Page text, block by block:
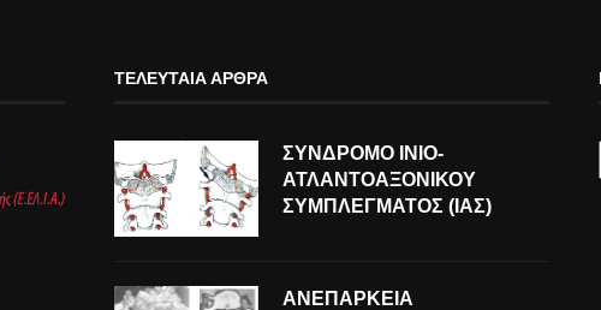
ΤΕΛΕΥΤΑΊΑ ΆΡΘΡΑ
ΣΥΝΔΡΟΜΟ ΙΝΙΟ-
ΑΤΛΑΝΤΟΑΞΟΝΙΚΟΥ
ΣΥΜΠΛΕΓΜΑΤΟΣ (ΙΑΣ)
ΑΝΕΠΑΡΚΕΙΑ